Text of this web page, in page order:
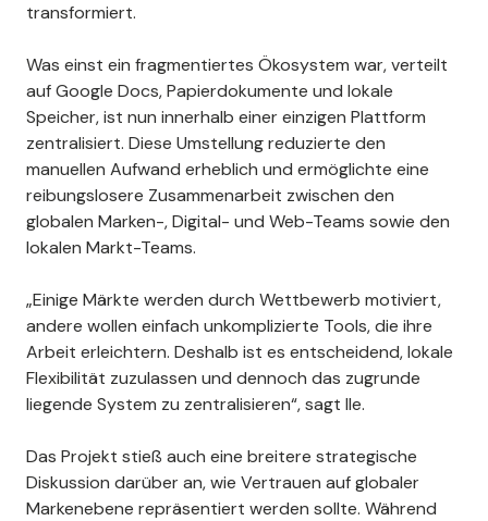
transformiert.
Was einst ein fragmentiertes Ökosystem war, verteilt
auf Google Docs, Papierdokumente und lokale
Speicher, ist nun innerhalb einer einzigen Plattform
zentralisiert. Diese Umstellung reduzierte den
manuellen Aufwand erheblich und ermöglichte eine
reibungslosere Zusammenarbeit zwischen den
globalen Marken-, Digital- und Web-Teams sowie den
lokalen Markt-Teams.
„Einige Märkte werden durch Wettbewerb motiviert,
andere wollen einfach unkomplizierte Tools, die ihre
Arbeit erleichtern. Deshalb ist es entscheidend, lokale
Flexibilität zuzulassen und dennoch das zugrunde
liegende System zu zentralisieren“, sagt Ile.
Das Projekt stieß auch eine breitere strategische
Diskussion darüber an, wie Vertrauen auf globaler
Markenebene repräsentiert werden sollte. Während